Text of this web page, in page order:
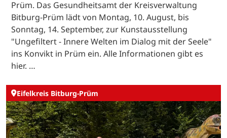
Prüm. Das Gesundheitsamt der Kreisverwaltung
Bitburg-Prüm lädt von Montag, 10. August, bis
Sonntag, 14. September, zur Kunstausstellung
"Ungefiltert - Innere Welten im Dialog mit der Seele"
ins Konvikt in Prüm ein. Alle Informationen gibt es
hier. …
Eifelkreis Bitburg-Prüm